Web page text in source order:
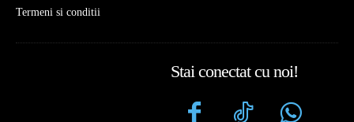
Termeni si conditii
Stai conectat cu noi!